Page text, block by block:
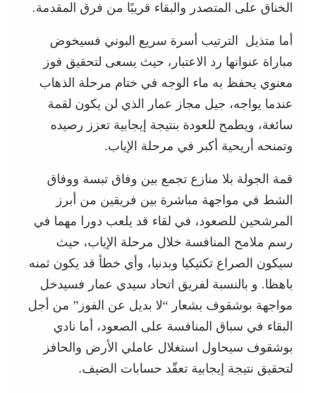
الخناق على المتصدر والبقاء قريبًا من فرق المقدمة.
أما متذيل الترتيب أسرة سريع البوني فسيخوض
مباراة عنوانها رد الاعتبار، حيث يسعى لتحقيق فوز
معنوي يحفظ به ماء الوجه في ختام مرحلة الذهاب
عندما يواجه، جيل مجاز عمار الذي لن يكون لقمة
سائغة، ويطمح للعودة بنتيجة إيجابية تعزز رصيده
وتمنحه أريحية أكبر في مرحلة الإياب.
قمة الجولة بلا منازع تجمع بين وفاق تبسة ووفاق
الشط في مواجهة مباشرة بين فريقين من أبرز
المرشحين للصعود، في لقاء قد يلعب دورا مهما في
رسم ملامح المنافسة خلال مرحلة الإياب، حيث
سيكون الصراع تكتيكيا وبدنيا، وأي خطأ قد يكون ثمنه
باهظا. و بالنسبة لفريق اتحاد سيدي عمار فسيدخل
مواجهة بوشقوف بشعار “لا بديل عن الفوز” من أجل
البقاء في سباق المنافسة على الصعود، أما نادي
بوشقوف سيحاول استغلال عاملي الأرض والحافز
لتحقيق نتيجة إيجابية تعقّد حسابات الضيف.